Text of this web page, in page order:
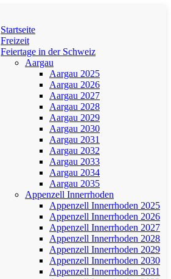
Startseite
Freizeit
Feiertage in der Schweiz
Aargau
Aargau 2025
Aargau 2026
Aargau 2027
Aargau 2028
Aargau 2029
Aargau 2030
Aargau 2031
Aargau 2032
Aargau 2033
Aargau 2034
Aargau 2035
Appenzell Innerrhoden
Appenzell Innerrhoden 2025
Appenzell Innerrhoden 2026
Appenzell Innerrhoden 2027
Appenzell Innerrhoden 2028
Appenzell Innerrhoden 2029
Appenzell Innerrhoden 2030
Appenzell Innerrhoden 2031